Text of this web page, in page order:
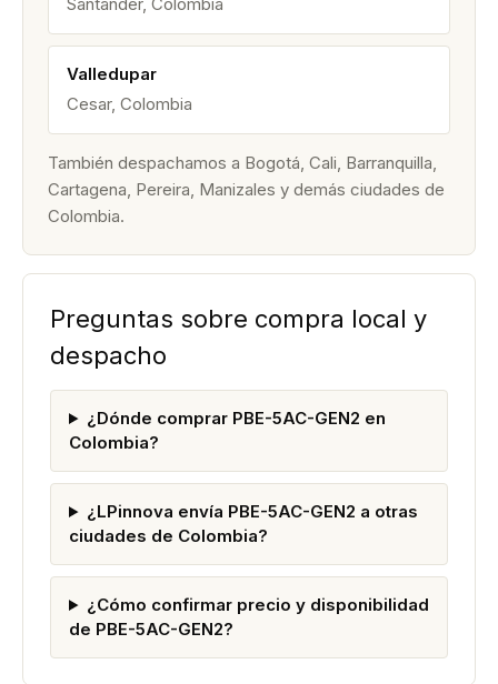
Valledupar
Cesar, Colombia
También despachamos a Bogotá, Cali, Barranquilla,
Cartagena, Pereira, Manizales y demás ciudades de
Colombia.
Preguntas sobre compra local y
despacho
¿Dónde comprar PBE-5AC-GEN2 en
Colombia?
¿LPinnova envía PBE-5AC-GEN2 a otras
ciudades de Colombia?
¿Cómo confirmar precio y disponibilidad
de PBE-5AC-GEN2?